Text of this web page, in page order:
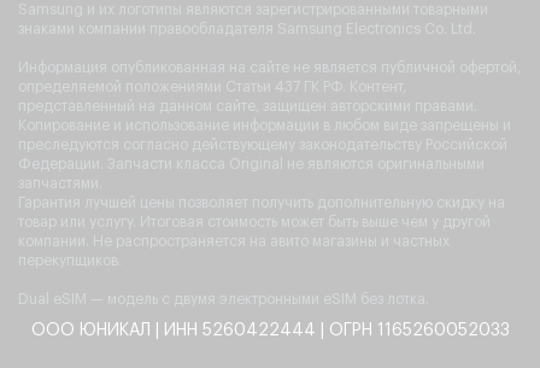
Samsung и их логотипы являются зарегистрированными товарными
знаками компании правообладателя Samsung Electronics Co. Ltd.
Информация опубликованная на сайте не является публичной офертой,
определяемой положениями Статьи 437 ГК РФ. Контент,
представленный на данном сайте, защищен авторскими правами.
Копирование и использование информации в любом виде запрещены и
преследуются согласно действующему законодательству Российской
Федерации. Запчасти класса Original не являются оригинальными
запчастями.
Гарантия лучшей цены позволяет получить дополнительную скидку на
товар или услугу. Итоговая стоимость может быть выше чем у другой
компании. Не распространяется на авито магазины и частных
перекупщиков.
Dual eSIM — модель с двумя электронными eSIM без лотка.
ООО ЮНИКАЛ | ИНН 5260422444 | ОГРН 1165260052033